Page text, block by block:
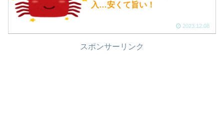
入…安くて旨い！
2023.12.08
スポンサーリンク